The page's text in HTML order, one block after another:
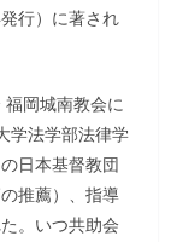
行）に著され
岡城南教会に
学法学部法律学
日本基督教団
推薦）、指導
。いつ共助会